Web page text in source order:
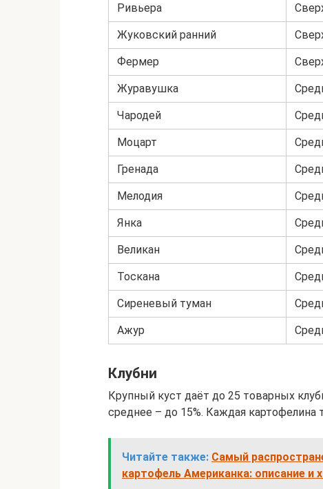
Ривьера
Жуковский ранний
Фермер
Журавушка
Чародей
Моцарт
Гренада
Мелодия
Янка
Великан
Тоскана
Сиреневый туман
Ажур
Клубни
Крупный куст даёт до 25 товарных
среднее – до 15%. Каждая картофелина
Читайте также: Самый
картофель Американка: описание и